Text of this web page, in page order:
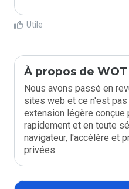
Utile
À propos de WOT
Nous avons passé en
sites web et ce n'est pas
extension légère conçue
rapidement et en toute
navigateur, l'accélère et
privées.